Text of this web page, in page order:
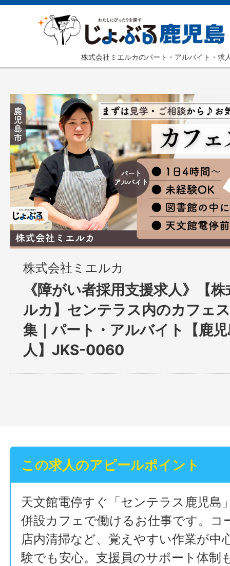
株式会社ミエルカのパート・アルバイト・求
株式会社ミエルカ
《障がい者採用支援求人》【
ルカ】センテラス内のカフェ
集｜パート・アルバイト【鹿
人】JKS-0060
この求人のアピールポイント
天文館電停すぐ「センテラス鹿児島
併設カフェで働けるお仕事です。コ
店内清掃など、覚えやすい作業が中
験でも安心。支援員のサポート体制